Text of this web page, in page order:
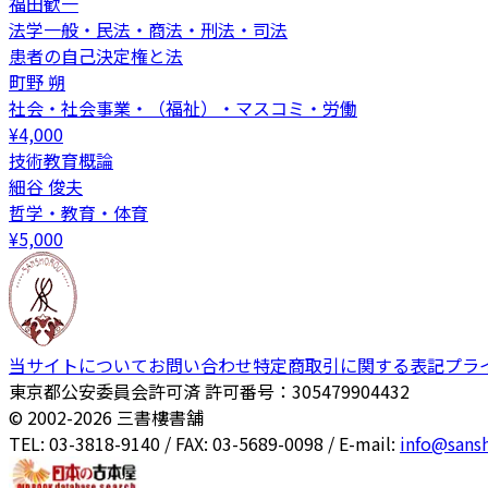
法学一般・民法・商法・刑法・司法
患者の自己決定権と法
町野 朔
社会・社会事業・（福祉）・マスコミ・労働
¥4,000
技術教育概論
細谷 俊夫
哲学・教育・体育
¥5,000
当サイトについてお問い合わせ特定商取引に関する表記プラ
東京都公安委員会許可済 許可番号：305479904432
© 2002-2026 三書樓書舗
TEL: 03-3818-9140 / FAX: 03-5689-0098 / E-mail: